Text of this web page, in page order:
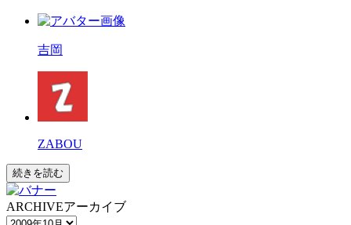
吉岡
ZABOU
続きを読む
ARCHIVEアーカイブ